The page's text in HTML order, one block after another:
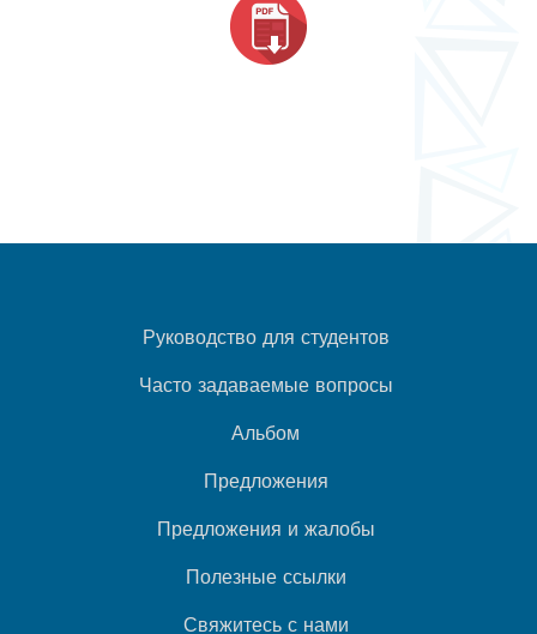
Руководство для студентов
Часто задаваемые вопросы
Альбом
Предложения
Предложения и жалобы
Полезные ссылки
Свяжитесь с нами